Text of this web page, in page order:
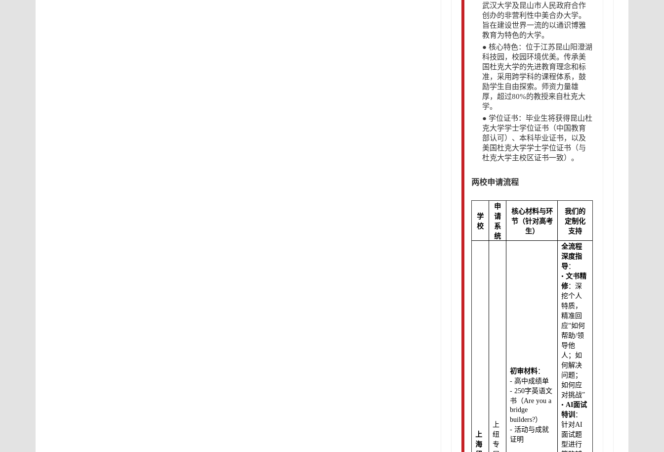
武汉大学及昆山市人民政府合作
创办的非营利性中美合办大学。
旨在建设世界一流的以通识博雅
教育为特色的大学。
● 核心特色：位于江苏昆山阳澄湖
科技园，校园环境优美。传承美
国杜克大学的先进教育理念和标
准，采用跨学科的课程体系，鼓
励学生自由探索。师资力量雄
厚，超过80%的教授来自杜克大
学。
● 学位证书：毕业生将获得昆山杜
克大学学士学位证书（中国教育
部认可）、本科毕业证书，以及
美国杜克大学学士学位证书（与
杜克大学主校区证书一致）。
两校申请流程
学
校
申
请
系
统
核心材料与环
节（针对高考
生）
我们的
定制化
支持
上
海
上
纽
专
初审材料：
- 高中成绩单
- 250字英语文
书（Are you a
bridge
builders?）
- 活动与成就
证明
全流程
深度指
导：
•文书精
修：深
挖个人
特质，
精准回
应“如何
帮助/领
导他
人；如
何解决
问题；
如何应
对挑战”
•AI面试
特训 ：
针对AI
面试题
型进行